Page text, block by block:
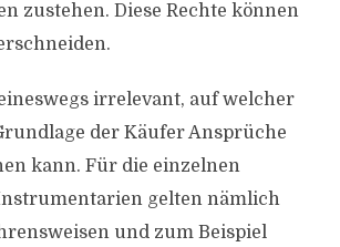
zustehen. Diese Rechte können
irrelevant, auf welcher
der Käufer Ansprüche
kann. Für die einzelnen
gelten nämlich
und zum Beispiel